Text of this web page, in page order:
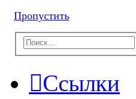
Пропустить
Ссылки